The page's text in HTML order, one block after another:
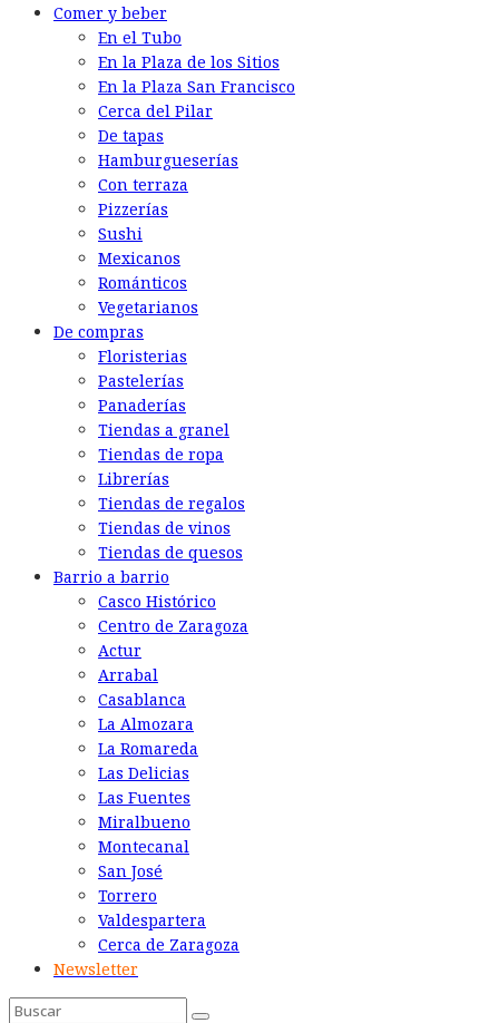
Comer y beber
En el Tubo
En la Plaza de los Sitios
En la Plaza San Francisco
Cerca del Pilar
De tapas
Hamburgueserías
Con terraza
Pizzerías
Sushi
Mexicanos
Románticos
Vegetarianos
De compras
Floristerias
Pastelerías
Panaderías
Tiendas a granel
Tiendas de ropa
Librerías
Tiendas de regalos
Tiendas de vinos
Tiendas de quesos
Barrio a barrio
Casco Histórico
Centro de Zaragoza
Actur
Arrabal
Casablanca
La Almozara
La Romareda
Las Delicias
Las Fuentes
Miralbueno
Montecanal
San José
Torrero
Valdespartera
Cerca de Zaragoza
Newsletter